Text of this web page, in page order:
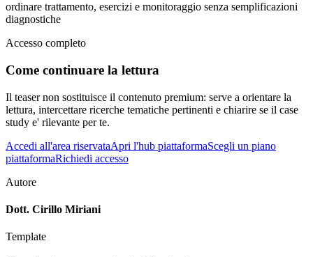
ordinare trattamento, esercizi e monitoraggio senza semplificazioni
diagnostiche
Accesso completo
Come continuare la lettura
Il teaser non sostituisce il contenuto premium: serve a orientare la
lettura, intercettare ricerche tematiche pertinenti e chiarire se il case
study e' rilevante per te.
Accedi all'area riservataApri l'hub piattaformaScegli un piano
piattaformaRichiedi accesso
Autore
Dott. Cirillo Miriani
Template